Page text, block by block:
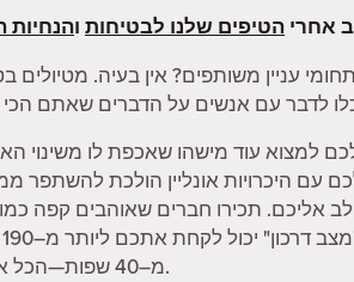
אחרי הטיפים שלנו לבטיחות והנחיות
עניין משותפים? אין בעיה. מטיולים
למצוא עוד מישהו שאכפת לו משינוי
עם היכרויות אונליין הולכת להשתפר
אליכם. תכירו חברים שאוהבים קפה
מ–40 שפות—הכל אפשרי בטינדר.